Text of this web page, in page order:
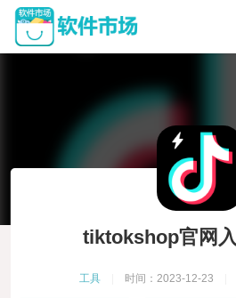
tiktokshop官网
工具 时间：2023-12-23